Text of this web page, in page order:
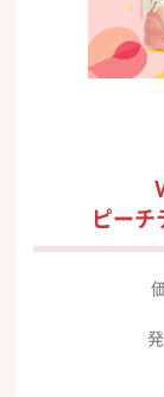
ピーチ